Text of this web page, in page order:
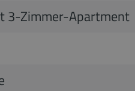
3-Zimmer-Apartment